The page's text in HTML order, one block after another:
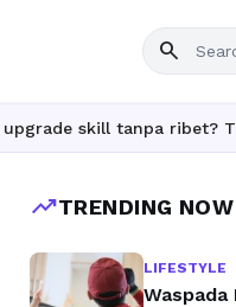
search
skill tanpa ribet?
trending_upTRENDING NOW
LIFESTYLE
Waspada